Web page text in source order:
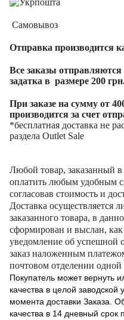
Самовывоз
Отправка производится
Все заказы
задатка в размере 200
При заказе на сумму от
производится за счет
*бесплатная доставка не
раздела Outlet Sale
Любой товар, заказанный
оплатить любым удобным
согласовав стоимость и
Доставка осуществляется
заказанного товара, в
сформирован и выслан, как
уведомление об успешной
заказ наложенным
почтовом отделении
Покупатель может вернуть
качества в целой
момента доставки Заказа.
качества в 14 дневный срок